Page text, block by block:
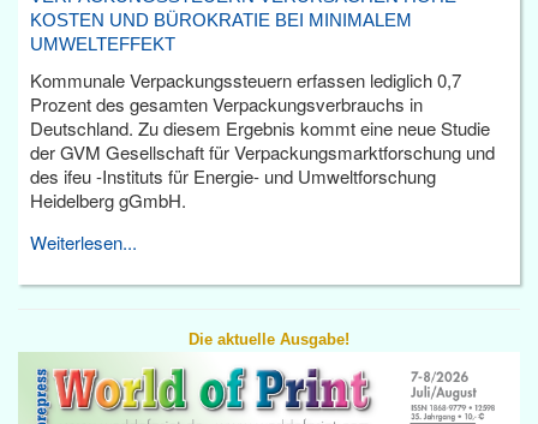
KOSTEN UND BÜROKRATIE BEI MINIMALEM
UMWELTEFFEKT
Kommunale Verpackungssteuern erfassen lediglich 0,7
Prozent des gesamten Verpackungsverbrauchs in
Deutschland. Zu diesem Ergebnis kommt eine neue Studie
der GVM Gesellschaft für Verpackungsmarktforschung und
des ifeu -Instituts für Energie- und Umweltforschung
Heidelberg gGmbH.
Weiterlesen...
Die aktuelle Ausgabe!